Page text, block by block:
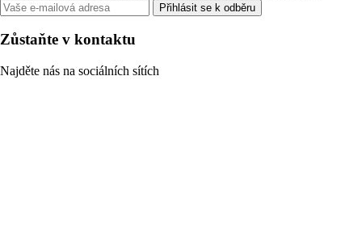
Přihlásit se k odběru
Zůstaňte v kontaktu
Najděte nás na sociálních sítích